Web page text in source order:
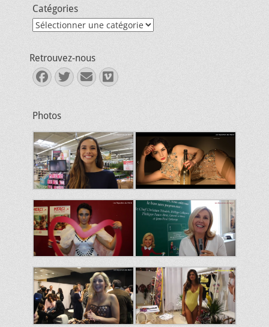
Catégories
Catégories
Retrouvez-nous
Facebook
Twitter
E-
mail
Vimeo
Photos